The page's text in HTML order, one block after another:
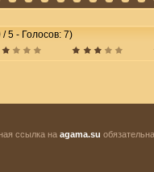
5 - Голосов: 7)
ссылка на agama.su